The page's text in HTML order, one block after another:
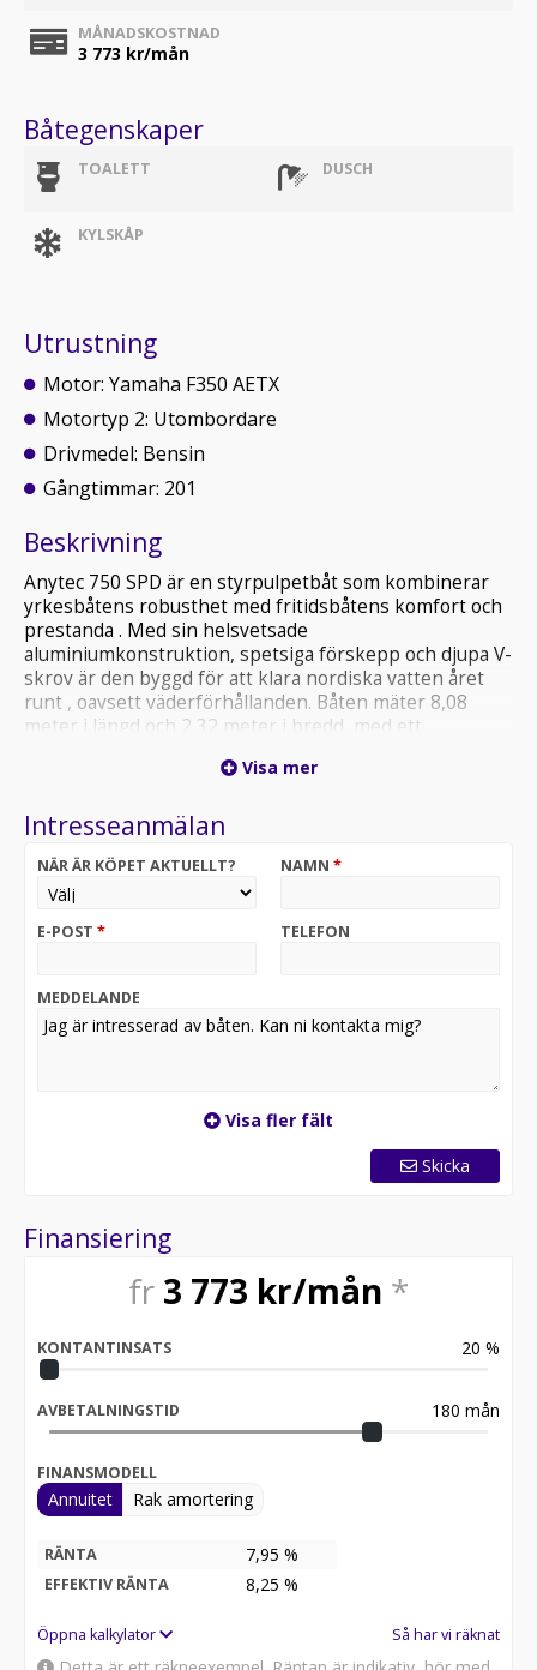
MÅNADSKOSTNAD
3 773 kr/mån
Båtegenskaper
TOALETT DUSCH
KYLSKÅP
Utrustning
Motor: Yamaha F350 AETX
Motortyp 2: Utombordare
Drivmedel: Bensin
Gångtimmar: 201
Beskrivning
Anytec 750 SPD är en styrpulpetbåt som kombinerar
yrkesbåtens robusthet med fritidsbåtens komfort och
prestanda . Med sin helsvetsade
aluminiumkonstruktion, spetsiga förskepp och djupa V-
skrov är den byggd för att klara nordiska vatten året
runt , oavsett väderförhållanden. Båten mäter 8,08
meter i längd och 2,32 meter i bredd, med ett
tillverkat helt i aluminium, ger det en oerhört
skrovets form ger stabil gång även i grov sjö Utrustad
autopilot. Trimplan, kapell, dynsats i fören, VHF, 12v
uttag, dubbla torkare. elektrisk hydraulstyrning,
via Swedbank Finans till förmånlig ränta och
hos Marindepån Nacka och säljs av Andreas Larsson.
Kontakta mig gärna för visning, provkörning eller mer
information. Jag nås på +46 8 556 709 08 eller
Visa mer
Intresseanmälan
NÄR ÄR KÖPET AKTUELLT? NAMN *
E-POST * TELEFON
MEDDELANDE
Visa fler fält
Skicka
Finansiering
fr 3 773 kr/mån *
KONTANTINSATS 20 %
AVBETALNINGSTID 180 mån
FINANSMODELL
Annuitet Rak amortering
RÄNTA 7,95 %
EFFEKTIV RÄNTA 8,25 %
Öppna kalkylator Så har vi räknat